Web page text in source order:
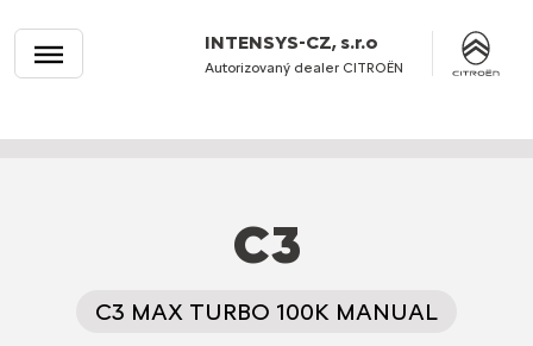
INTENSYS-CZ, s.r.o
Autorizovaný dealer CITROËN
C3
C3 MAX TURBO 100K MANUAL